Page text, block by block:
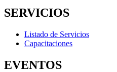
SERVICIOS
Listado de Servicios
Capacitaciones
EVENTOS